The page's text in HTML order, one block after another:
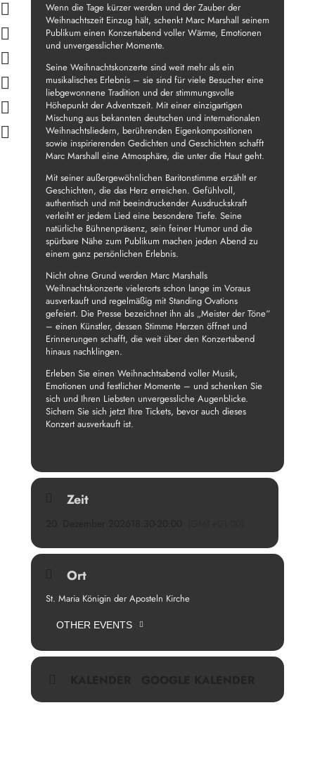
Wenn die Tage kürzer werden und der Zauber der
Weihnachtszeit Einzug hält, schenkt Marc Marshall seinem
Publikum einen Konzertabend voller Wärme, Emotionen
und unvergesslicher Momente.
Seine Weihnachtskonzerte sind weit mehr als ein
musikalisches Erlebnis – sie sind für viele Besucher eine
liebgewonnene Tradition und der stimmungsvolle
Höhepunkt der Adventszeit. Mit einer einzigartigen
Mischung aus bekannten deutschen und internationalen
Weihnachtsliedern, berührenden Eigenkompositionen
sowie inspirierenden Gedichten und Geschichten schafft
Marc Marshall eine Atmosphäre, die unter die Haut geht.
Mit seiner außergewöhnlichen Baritonstimme erzählt er
Geschichten, die das Herz erreichen. Gefühlvoll,
authentisch und mit beeindruckender Ausdruckskraft
verleiht er jedem Lied eine besondere Tiefe. Seine
natürliche Bühnenpräsenz, sein feiner Humor und die
spürbare Nähe zum Publikum machen jeden Abend zu
einem ganz persönlichen Erlebnis.
Nicht ohne Grund werden Marc Marshalls
Weihnachtskonzerte vielerorts schon lange im Voraus
ausverkauft und regelmäßig mit Standing Ovations
gefeiert. Die Presse bezeichnet ihn als „Meister der Töne“
– einen Künstler, dessen Stimme Herzen öffnet und
Erinnerungen schafft, die weit über den Konzertabend
hinaus nachklingen.
Erleben Sie einen Weihnachtsabend voller Musik,
Emotionen und festlicher Momente – und schenken Sie
sich und Ihren Liebsten unvergessliche Augenblicke.
Sichern Sie sich jetzt Ihre Tickets, bevor auch dieses
Konzert ausverkauft ist.
Zeit
Ort
St. Maria Königin der Aposteln Kirche
OTHER EVENTS